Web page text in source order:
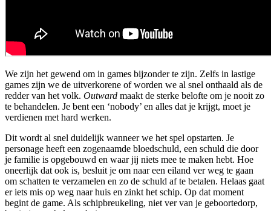
We zijn het gewend om in games bijzonder te zijn. Zelfs in lastige
games zijn we de uitverkorene of worden we al snel onthaald als de
redder van het volk. Outward maakt de sterke belofte om je nooit zo
te behandelen. Je bent een ‘nobody’ en alles dat je krijgt, moet je
verdienen met hard werken.
Dit wordt al snel duidelijk wanneer we het spel opstarten. Je
personage heeft een zogenaamde bloedschuld, een schuld die door
je familie is opgebouwd en waar jij niets mee te maken hebt. Hoe
oneerlijk dat ook is, besluit je om naar een eiland ver weg te gaan
om schatten te verzamelen en zo de schuld af te betalen. Helaas gaat
er iets mis op weg naar huis en zinkt het schip. Op dat moment
begint de game. Als schipbreukeling, niet ver van je geboortedorp,